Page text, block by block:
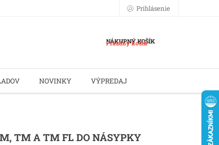
Prihlásenie
NÁKUPNÝ KOŠÍK
Prázdny košík
NOVINKY VÝPREDAJ
TM A TM FL DO NÁSYPKY